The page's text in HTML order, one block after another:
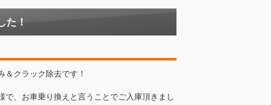
た！
クラック除去です！
で、お車乗り換えと言うことでご入庫頂きまし